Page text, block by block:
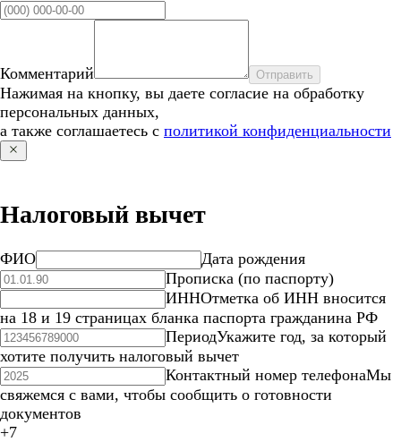
Комментарий Отправить
Нажимая на кнопку, вы даете согласие на обработку
персональных данных,
а также соглашаетесь с политикой конфиденциальности
Налоговый вычет
ФИО
Дата рождения
Прописка (по паспорту)
ИННОтметка об ИНН вносится
на 18 и 19 страницах бланка паспорта гражданина РФ
ПериодУкажите год, за который
хотите получить налоговый вычет
Контактный номер телефонаМы
свяжемся с вами, чтобы сообщить о готовности
документов
+7